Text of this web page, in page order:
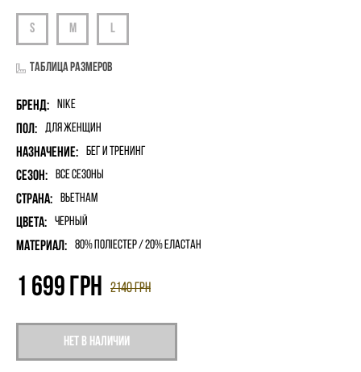
Таблица размеров
Бренд: Nike
Пол: для женщин
Назначение: Бег и Тренинг
Сезон: Все сезоны
Страна: Вьетнам
Цвета: Черный
Материал: 80% поліестер / 20% еластан
Нет в наличии
2140грн
1 699 грн